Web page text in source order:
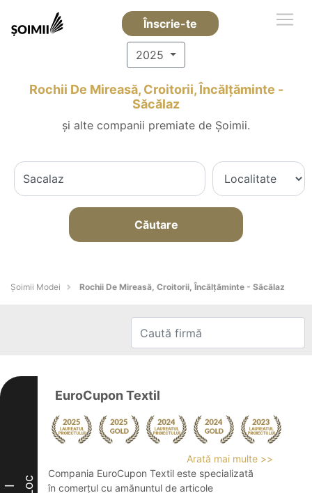
Înscrie-te
2025
Rochii De Mireasă, Croitorii, Încălțăminte -
Săcălaz
și alte companii premiate de Șoimii.
Căutare
Șoimii Modei Rochii De Mireasă, Croitorii, Încălțăminte - Săcălaz
I Loc
EuroCupon Textil
Arată mai multe >>
Compania EuroCupon Textil este specializată
în comerțul cu amănuntul de articole